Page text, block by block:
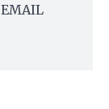
EMAIL